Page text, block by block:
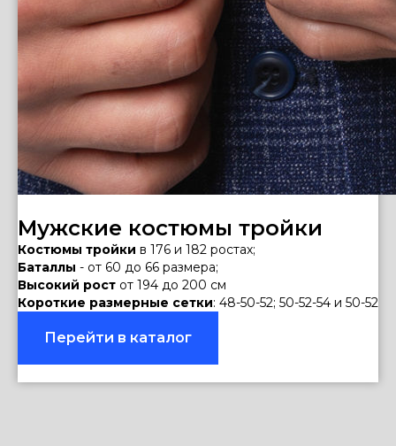
Мужские костюмы тройки
Костюмы тройки в 176 и 182 ростах;
Баталлы - от 60 до 66 размера;
Высокий рост от 194 до 200 см
Короткие размерные сетки: 48-50-52; 50-52-54 и 50-52
Перейти в каталог